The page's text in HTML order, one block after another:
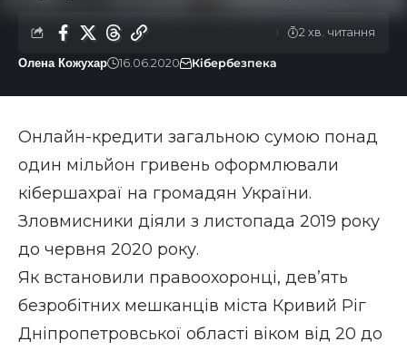
Олена Кожухар 16.06.2020 Кібербезпека
2 хв. читання
Онлайн-кредити загальною сумою понад
один мільйон гривень оформлювали
кібершахраї на громадян України.
Зловмисники діяли з листопада 2019 року
до червня 2020 року.
Як встановили правоохоронці, дев’ять
безробітних мешканців міста Кривий Ріг
Дніпропетровської області віком від 20 до